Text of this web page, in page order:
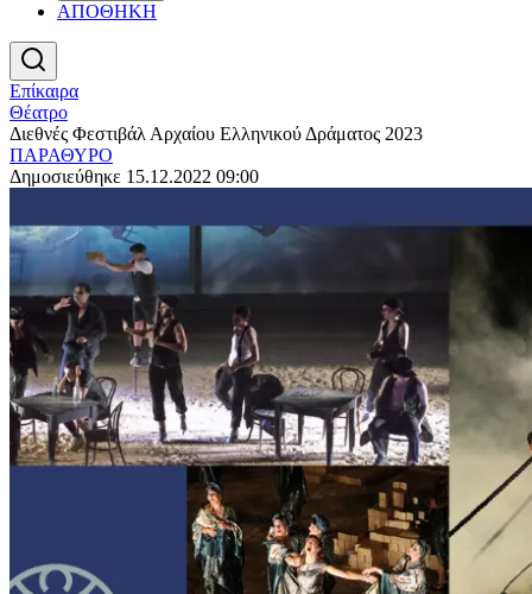
ΑΠΟΘΗΚΗ
Επίκαιρα
Θέατρο
Διεθνές Φεστιβάλ Αρχαίου Ελληνικού Δράματος 2023
ΠΑΡΑΘΥΡΟ
Δημοσιεύθηκε 15.12.2022 09:00